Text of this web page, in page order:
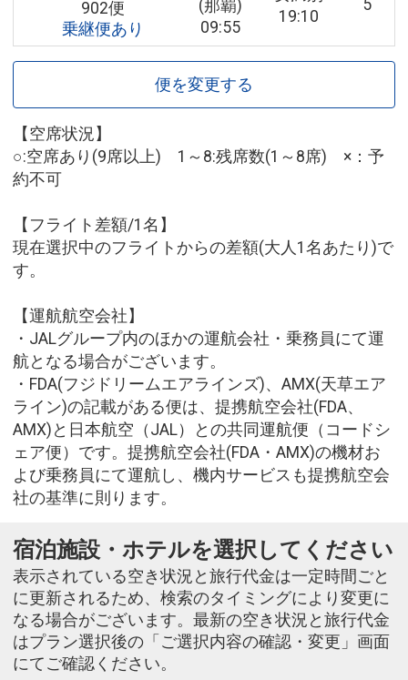
902便
乗継便あり
(那覇)
09:55
19:10
5
便を変更する
【空席状況】
○:空席あり(9席以上) 1～8:残席数(1～8席) ×：予
約不可
【フライト差額/1名】
現在選択中のフライトからの差額(大人1名あたり)で
す。
【運航航空会社】
・JALグループ内のほかの運航会社・乗務員にて運
航となる場合がございます。
・FDA(フジドリームエアラインズ)、AMX(天草エア
ライン)の記載がある便は、提携航空会社(FDA、
AMX)と日本航空（JAL）との共同運航便（コードシ
ェア便）です。提携航空会社(FDA・AMX)の機材お
よび乗務員にて運航し、機内サービスも提携航空会
社の基準に則ります。
宿泊施設・ホテルを選択してください
表示されている空き状況と旅行代金は一定時間ごと
に更新されるため、検索のタイミングにより変更に
なる場合がございます。最新の空き状況と旅行代金
はプラン選択後の「ご選択内容の確認・変更」画面
にてご確認ください。